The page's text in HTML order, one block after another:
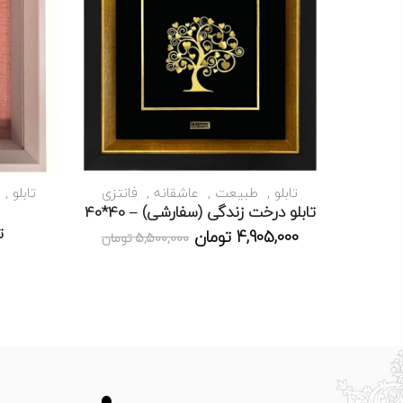
تابلو طبیعت عاشقانه فانتزی
تابلو درخت زندگی (سفارشی) – 40*40
5,500,000تومان 4,905,000 تومان
تابلو